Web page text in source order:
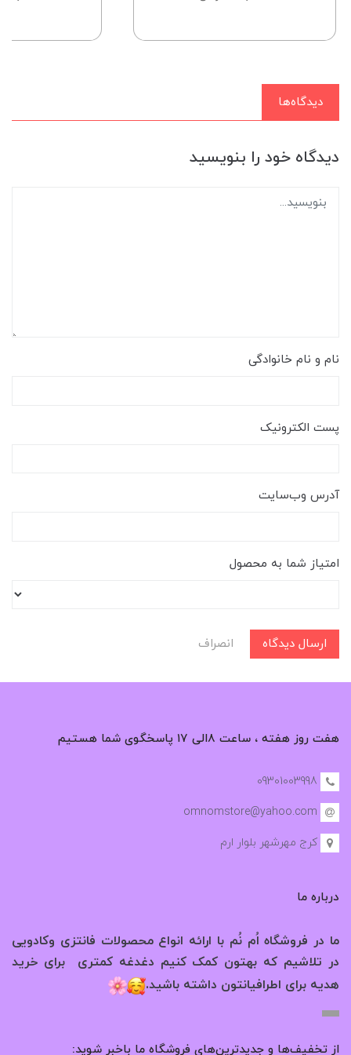
دیدگاه‌ها
دیدگاه خود را بنویسید
نام و نام خانوادگی
پست الکترونیک
آدرس وب‌سایت
امتیاز شما به محصول
ارسال دیدگاه انصراف
هفت روز هفته ، ساعت ۸الی ۱۷ پاسخگوی شما هستیم
09301003998
omnomstore@yahoo.com
کرج مهرشهر بلوار ارم
درباره ما
ما در فروشگاه اُم نُم با ارائه انواع محصولات فانتزی وکادویی
در تلاشیم که بهتون کمک کنیم دغدغه کمتری برای خرید
هدیه برای اطرافیانتون داشته باشید.
از تخفیف‌ها و جدیدترین‌های فروشگاه ما باخبر شوید: